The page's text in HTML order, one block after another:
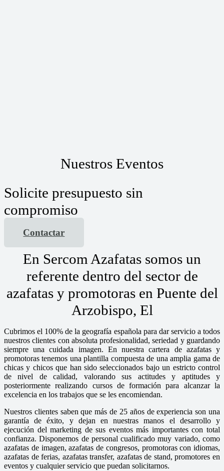
Nuestros Eventos
Solicite presupuesto sin
compromiso
Contactar
En Sercom Azafatas somos un
referente dentro del sector de
azafatas y promotoras en Puente del
Arzobispo, El
Cubrimos el 100% de la geografía española para dar servicio a todos
nuestros clientes con absoluta profesionalidad, seriedad y guardando
siempre una cuidada imagen. En nuestra cartera de azafatas y
promotoras tenemos una plantilla compuesta de una amplia gama de
chicas y chicos que han sido seleccionados bajo un estricto control
de nivel de calidad, valorando sus actitudes y aptitudes y
posteriormente realizando cursos de formación para alcanzar la
excelencia en los trabajos que se les encomiendan.
Nuestros clientes saben que más de 25 años de experiencia son una
garantía de éxito, y dejan en nuestras manos el desarrollo y
ejecución del marketing de sus eventos más importantes con total
confianza. Disponemos de personal cualificado muy variado, como
azafatas de imagen, azafatas de congresos, promotoras con idiomas,
azafatas de ferias, azafatas transfer, azafatas de stand, promotores en
eventos y cualquier servicio que puedan solicitarnos.